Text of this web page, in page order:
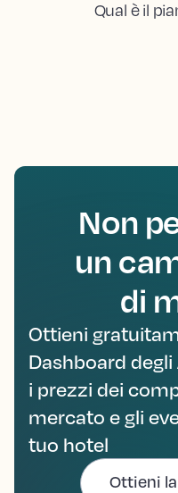
Qual è il
Non
un
di
Ottieni
Dashboard
i prezzi dei
mercato e gli
tuo hotel
Ottieni